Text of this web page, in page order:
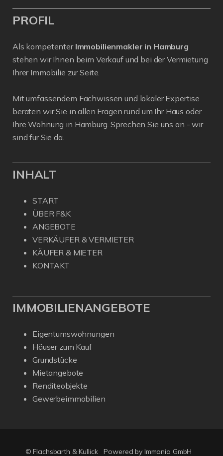
PROFIL
Als kompetenter Immobilienmakler in Hamburg
stehen wir Ihnen beim Verkauf und bei der Vermietung
Ihrer Immobilie zur Seite.
Mit umfassendem Fachwissen und lokaler Expertise
beraten wir Sie in allen Fragen rund um Ihr Haus oder
Ihre Wohnung in Hamburg. Sprechen Sie uns an - wir
sind für Sie da.
INHALT
START
ÜBER F&K
ANGEBOTE
VERKÄUFER & VERMIETER
KÄUFER & MIETER
KONTAKT
IMMOBILIENANGEBOTE
Eigentumswohnungen
Häuser zum Kauf
Grundstücke
Mietangebote
Renditeobjekte
Gewerbeimmobilien
© Flachsbarth & Kullick Powered by Immonia GmbH